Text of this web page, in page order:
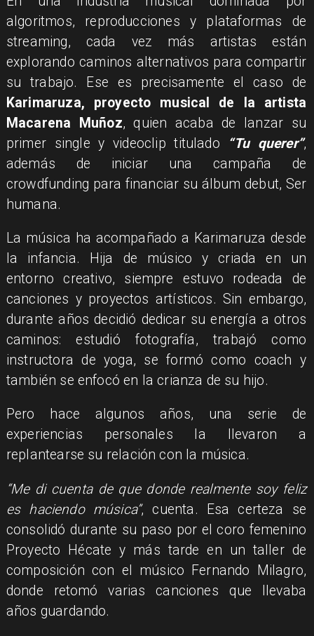
algoritmos, reproducciones y plataformas de
streaming, cada vez más artistas están
explorando caminos alternativos para compartir
su trabajo. Ese es precisamente el caso de
Karimaruza, proyecto musical de la artista
Macarena Muñoz, quien acaba de lanzar su
primer single y videoclip titulado
“Tu querer”,
además de iniciar una campaña de
crowdfunding para financiar su álbum debut, Ser
humana.
La música ha acompañado a Karimaruza desde
la infancia. Hija de músico y criada en un
entorno creativo, siempre estuvo rodeada de
canciones y proyectos artísticos. Sin embargo,
durante años decidió dedicar su energía a otros
caminos: estudió fotografía, trabajó como
instructora de yoga, se formó como coach y
también se enfocó en la crianza de su hijo.
Pero hace algunos años, una serie de
experiencias personales la llevaron a
replantearse su relación con la música.
“Me di cuenta de que donde realmente soy feliz
es haciendo música”, cuenta. Esa certeza se
consolidó durante su paso por el coro femenino
Proyecto Hécate y más tarde en un taller de
composición con el músico Fernando Milagro,
donde retomó varias canciones que llevaba
años guardando.